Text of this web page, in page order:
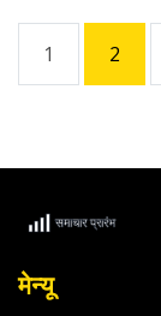
1 2
मेन्यू